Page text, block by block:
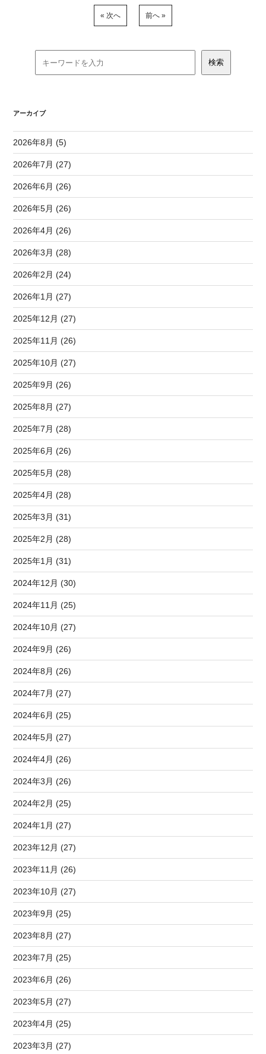
« 次へ 前へ »
アーカイブ
2026年8月 (5)
2026年7月 (27)
2026年6月 (26)
2026年5月 (26)
2026年4月 (26)
2026年3月 (28)
2026年2月 (24)
2026年1月 (27)
2025年12月 (27)
2025年11月 (26)
2025年10月 (27)
2025年9月 (26)
2025年8月 (27)
2025年7月 (28)
2025年6月 (26)
2025年5月 (28)
2025年4月 (28)
2025年3月 (31)
2025年2月 (28)
2025年1月 (31)
2024年12月 (30)
2024年11月 (25)
2024年10月 (27)
2024年9月 (26)
2024年8月 (26)
2024年7月 (27)
2024年6月 (25)
2024年5月 (27)
2024年4月 (26)
2024年3月 (26)
2024年2月 (25)
2024年1月 (27)
2023年12月 (27)
2023年11月 (26)
2023年10月 (27)
2023年9月 (25)
2023年8月 (27)
2023年7月 (25)
2023年6月 (26)
2023年5月 (27)
2023年4月 (25)
2023年3月 (27)